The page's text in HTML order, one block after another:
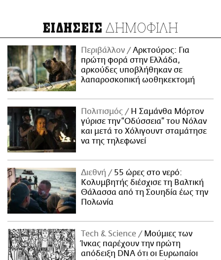
ΕΙΔΗΣΕΙΣ ΔΗΜΟΦΙΛΗ
Περιβάλλον
Αρκτούρος: Για
πρώτη φορά στην Ελλάδα,
αρκούδες υποβλήθηκαν σε
λαπαροσκοπική ωοθηκεκτομή
Πολιτισμός
Η Σαμάνθα Μόρτον
γύρισε την “Οδύσσεια” του Νόλαν
και μετά το Χόλιγουντ σταμάτησε
να της τηλεφωνεί
Διεθνή
55 ώρες στο νερό:
Κολυμβητής διέσχισε τη Βαλτική
Θάλασσα από τη Σουηδία έως την
Πολωνία
Τech & Science
Μούμιες των
Ίνκας παρέχουν την πρώτη
απόδειξη DNA ότι οι Ευρωπαίοι